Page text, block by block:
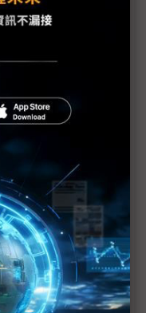
封裝、混合鍵合近
華為韜定律恰巧迎
國封測產業迎升級
趕者進化成定義者
傳效能挑戰蘋